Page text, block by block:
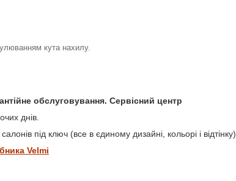
кута нахилу.
обслуговування. Сервісний центр
днів.
під ключ (все в єдиному дизайні, кольорі і відтінку).
Velmi